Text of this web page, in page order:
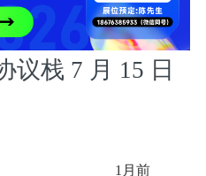
议栈 7 月 15 日
1月前